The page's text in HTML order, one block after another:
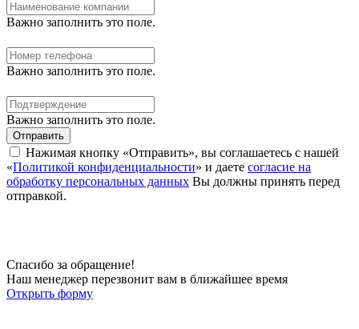
Важно заполнить это поле.
Важно заполнить это поле.
Важно заполнить это поле.
Отправить
Нажимая кнопку «Отправить», вы соглашаетесь с нашей
«Политикой конфиденциальности» и даете согласие на
обработку персональных данных Вы должны принять перед
отправкой.
Спасибо за обращение!
Наш менеджер перезвонит вам в ближайшее время
Открыть форму